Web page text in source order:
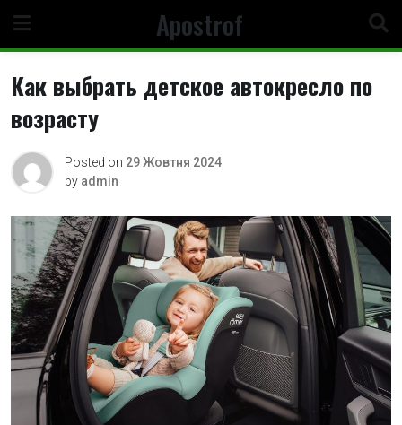
content
Apostrof
Как выбрать детское автокресло по
возрасту
Posted on 29 Жовтня 2024
by admin